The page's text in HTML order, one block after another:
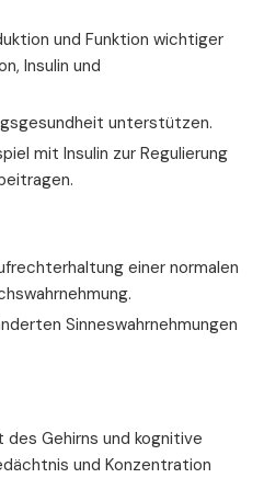
und Funktion wichtiger
Insulin und
unterstützen.
mit Insulin zur Regulierung
einer normalen
Sinneswahrnehmungen
des Gehirns und kognitive
und Konzentration